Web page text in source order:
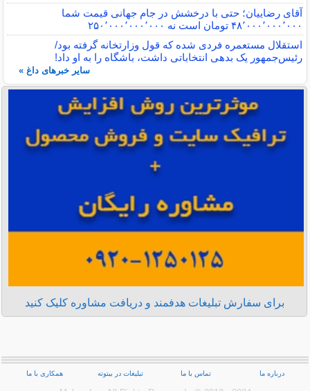
آقای رضاییان؛ حتی با درخشش در جام جهانی قیمت شما
۴۸٬۰۰۰٬۰۰۰٬۰۰۰ تومان است نه ۲۵۰٬۰۰۰٬۰۰۰٬۰۰۰
استقلال مستعمره فردی شده که قول وزارتخانه گرفته بود/
رئیس‌جمهور یک بدهی انتخاباتی داشت، باشگاه را به او داد!
سایر خبرهای داغ »
برای سفارش تبلیغات هدفمند و دریافت مشاوره کلیک کنید
درباره ما تماس با ما تبلیغات در بیتوته همکاری با ما